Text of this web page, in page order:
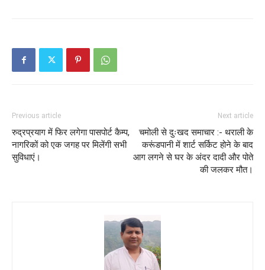
Previous article
रुद्रप्रयाग में फिर लगेगा पासपोर्ट कैम्प,
नागरिकों को एक जगह पर मिलेंगी सभी
सुविधाएं।
Next article
चमोली से दुःखद समाचार :- थराली के
करूंडपानी में शार्ट सर्किट होने के बाद
आग लगने से घर के अंदर दादी और पोते
की जलकर मौत।